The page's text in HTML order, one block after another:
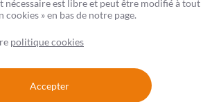
objets décoratifs
Julie
erreurs
pleinement à ses
Elle bénéficie
réduction de 10 %
est libre et peut être modifié à
» en bas de notre page.
politique cookies
Accepter